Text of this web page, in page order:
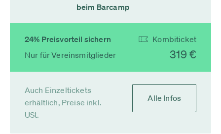
beim Barcamp
24% Preisvorteil sichern
Nur für Vereinsmitglieder
Kombiticket
319 €
Auch Einzeltickets
erhältlich, Preise inkl.
USt.
Alle Infos